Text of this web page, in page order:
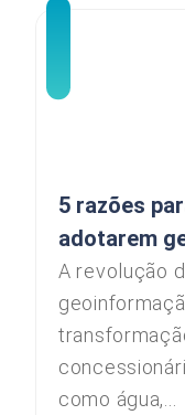
5 razões
adotarem
A revolução
como água,...